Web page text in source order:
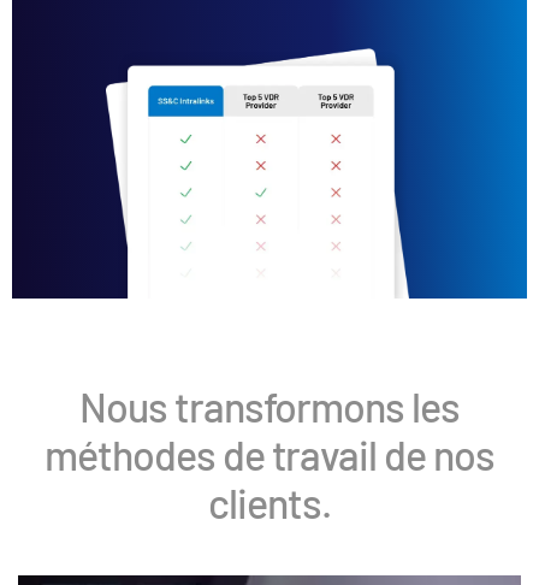
Nous transformons les
méthodes de travail de nos
clients.